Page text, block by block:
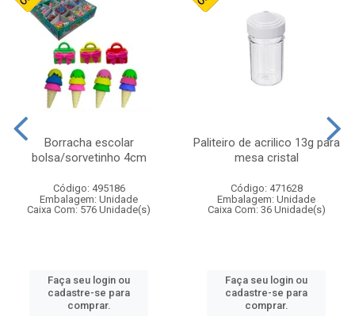
Borracha escolar
bolsa/sorvetinho 4cm
Código: 495186
Embalagem: Unidade
Caixa Com: 576 Unidade(s)
Faça seu login ou
cadastre-se para
comprar.
Paliteiro de acrilico 13g para
mesa cristal
Código: 471628
Embalagem: Unidade
Caixa Com: 36 Unidade(s)
Faça seu login ou
cadastre-se para
comprar.